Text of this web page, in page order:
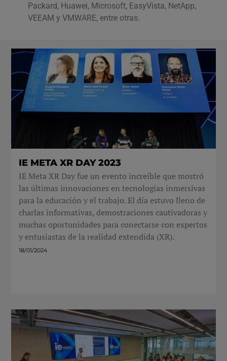
Packard, Huawei, Microsoft, EasyVista, NetApp,
VEEAM y VMWARE, entre otras.
IE META XR DAY 2023
IE Meta XR Day fue un evento increíble que mostró
las últimas innovaciones en tecnologías inmersivas
para la educación y el trabajo. El día estuvo lleno de
charlas informativas, demostraciones cautivadoras y
muchas oportunidades para conectarse con expertos
y entusiastas de la realidad extendida (XR).
18/01/2024